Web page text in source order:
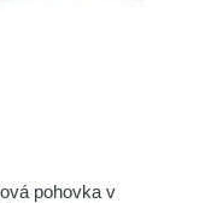
pohovka v